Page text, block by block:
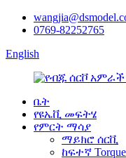
0769-82252765
English
ቤት
የዩኤቪ መፍትሄ
የምርት ማሳያ
ማይክሮ ሰርቪ
ከፍተኛ Torque